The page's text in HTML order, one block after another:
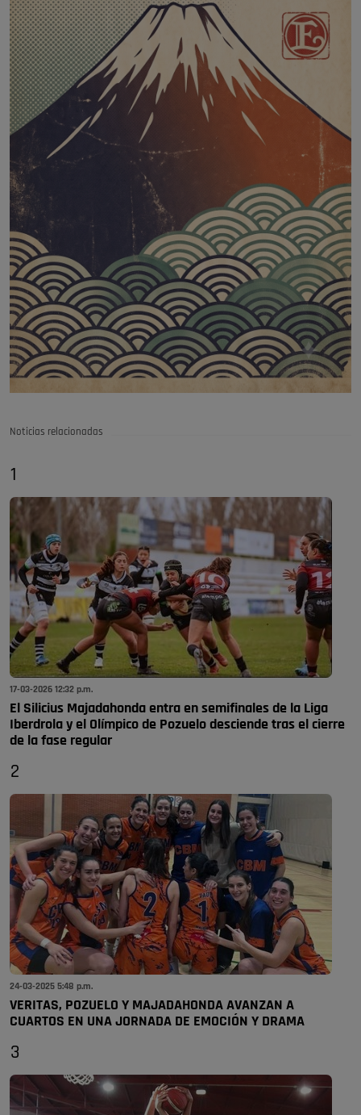
Noticias relacionadas
1
17-03-2026 12:32 p.m.
El Silicius Majadahonda entra en semifinales de la Liga
Iberdrola y el Olímpico de Pozuelo desciende tras el cierre
de la fase regular
2
24-03-2025 5:48 p.m.
VERITAS, POZUELO Y MAJADAHONDA AVANZAN A
CUARTOS EN UNA JORNADA DE EMOCIÓN Y DRAMA
3